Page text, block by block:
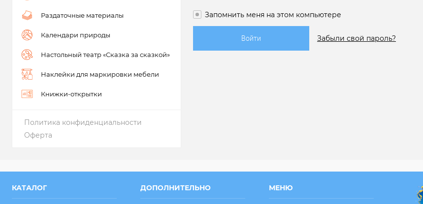
Раздаточные материалы
Календари природы
Настольный театр «Сказка за сказкой»
Наклейки для маркировки мебели
Книжки-открытки
Политика конфиденциальности
Оферта
Запомнить меня на этом компьютере
Забыли свой пароль?
КАТАЛОГ ДОПОЛНИТЕЛЬНО МЕНЮ